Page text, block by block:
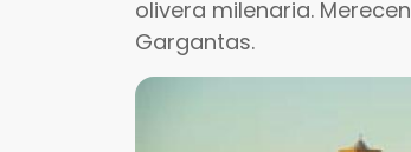
olivera milenaria.
Gargantas.